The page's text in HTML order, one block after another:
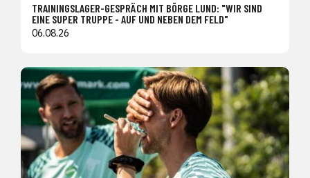
TRAININGSLAGER-GESPRÄCH MIT BÖRGE LUND: "WIR SIND
EINE SUPER TRUPPE - AUF UND NEBEN DEM FELD"
06.08.26